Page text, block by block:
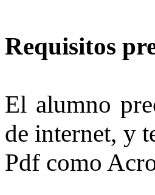
Requisitos
El alumno
de internet, y
Pdf como